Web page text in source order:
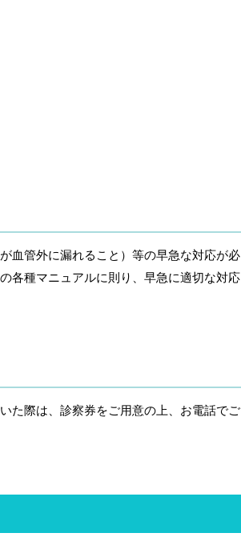
血管外に漏れること）等の早急な対応が必
各種マニュアルに則り、早急に適切な対応
た際は、診察券をご用意の上、お電話でご